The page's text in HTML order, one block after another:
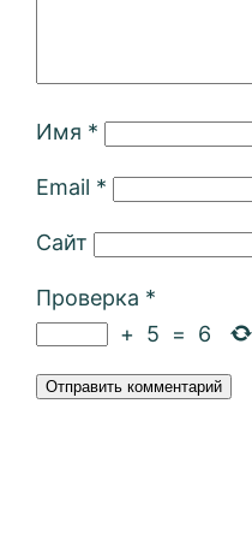
Имя *
Email *
Сайт
Проверка *
+ 5 = 6